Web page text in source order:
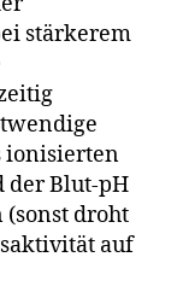
stärkerem
ionisierten
der Blut-pH
(sonst droht
auf